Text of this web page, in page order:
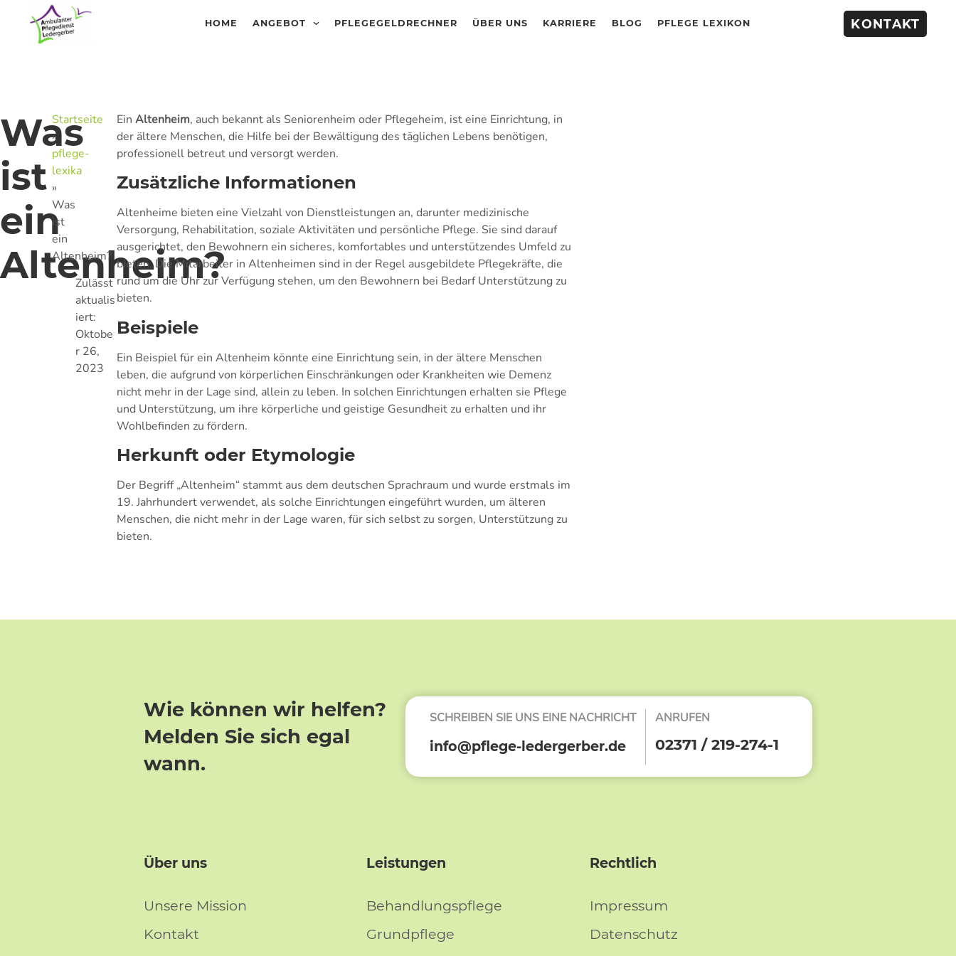
HOME ANGEBOT PFLEGEGELDRECHNER ÜBER UNS KARRIERE BLOG PFLEGE LEXIKON KONTAKT
Was
ist
ein
Altenheim?
Startseite
»
pflege-
lexika
»
Was
ist
ein
Altenheim?
Zulässt
aktualis
iert:
Oktobe
r 26,
2023
Ein Altenheim, auch bekannt als Seniorenheim oder Pflegeheim, ist eine Einrichtung, in
der ältere Menschen, die Hilfe bei der Bewältigung des täglichen Lebens benötigen,
professionell betreut und versorgt werden.
Zusätzliche Informationen
Altenheime bieten eine Vielzahl von Dienstleistungen an, darunter medizinische
Versorgung, Rehabilitation, soziale Aktivitäten und persönliche Pflege. Sie sind darauf
ausgerichtet, den Bewohnern ein sicheres, komfortables und unterstützendes Umfeld zu
bieten. Die Mitarbeiter in Altenheimen sind in der Regel ausgebildete Pflegekräfte, die
rund um die Uhr zur Verfügung stehen, um den Bewohnern bei Bedarf Unterstützung zu
bieten.
Beispiele
Ein Beispiel für ein Altenheim könnte eine Einrichtung sein, in der ältere Menschen
leben, die aufgrund von körperlichen Einschränkungen oder Krankheiten wie Demenz
nicht mehr in der Lage sind, allein zu leben. In solchen Einrichtungen erhalten sie Pflege
und Unterstützung, um ihre körperliche und geistige Gesundheit zu erhalten und ihr
Wohlbefinden zu fördern.
Herkunft oder Etymologie
Der Begriff „Altenheim“ stammt aus dem deutschen Sprachraum und wurde erstmals im
19. Jahrhundert verwendet, als solche Einrichtungen eingeführt wurden, um älteren
Menschen, die nicht mehr in der Lage waren, für sich selbst zu sorgen, Unterstützung zu
bieten.
Wie können wir helfen?
Melden Sie sich egal
wann.
SCHREIBEN SIE UNS EINE NACHRICHT
info@pflege-ledergerber.de
ANRUFEN
02371 / 219-274-1
Über uns
Unsere Mission
Kontakt
Leistungen
Behandlungspflege
Grundpflege
Rechtlich
Impressum
Datenschutz